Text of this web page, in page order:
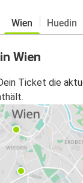
Wien Huedin
Wien
Ticket die